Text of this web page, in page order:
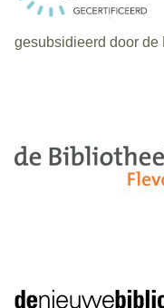
gesubsidieerd door